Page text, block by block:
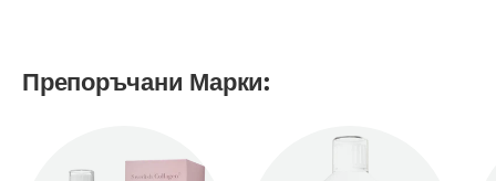
Препоръчани Марки: